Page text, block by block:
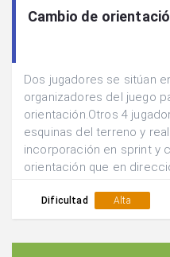
Cambio de
Dos jugadores se sitúan
organizadores del juego
orientación.Otros 4
esquinas del terreno y
incorporación en sprint y
orientación que en
corto de una banda y
banda.
Dificultad Alta